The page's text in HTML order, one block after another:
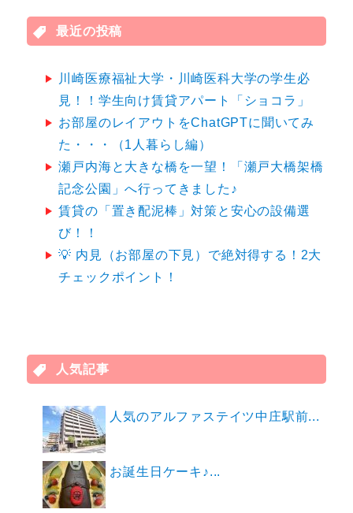
ョ最近の投稿
川崎医療福祉大学・川崎医科大学の学生必
見！！学生向け賃貸アパート「ショコラ」
お部屋のレイアウトをChatGPTに聞いてみ
た・・・（1人暮らし編）
瀬戸内海と大きな橋を一望！「瀬戸大橋架橋
記念公園」へ行ってきました♪
賃貸の「置き配泥棒」対策と安心の設備選
び！！
💡 内見（お部屋の下見）で絶対得する！2大
チェックポイント！
人気記事
人気のアルファステイツ中庄駅前...
お誕生日ケーキ♪...